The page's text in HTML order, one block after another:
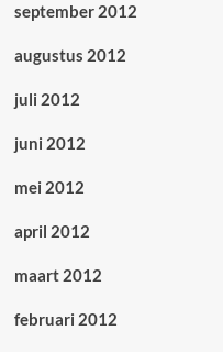
september 2012
augustus 2012
juli 2012
juni 2012
mei 2012
april 2012
maart 2012
februari 2012